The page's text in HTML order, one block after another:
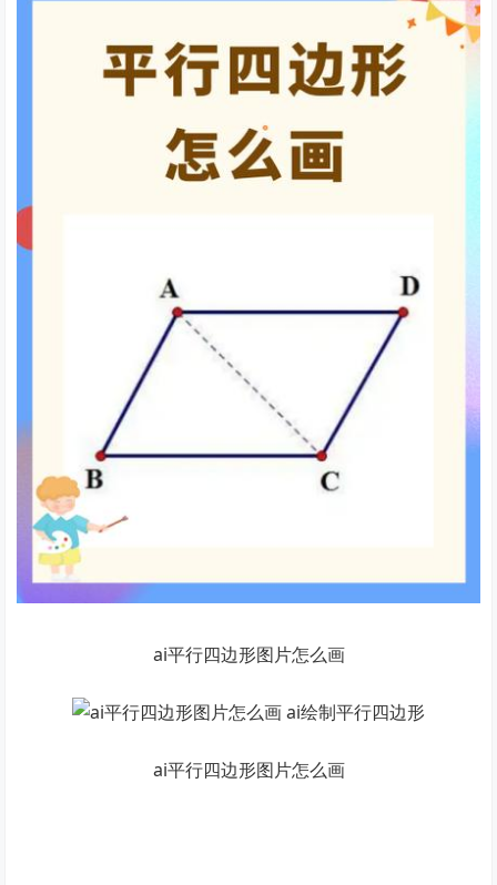
ai平行四边形图片怎么画
ai平行四边形图片怎么画